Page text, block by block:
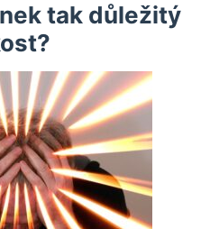
tak důležitý